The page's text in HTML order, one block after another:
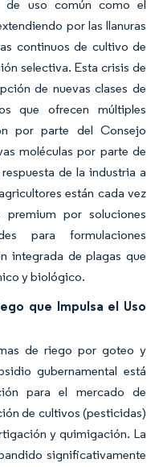
de uso común como el
por las llanuras
continuos de cultivo de
selectiva. Esta crisis de
de nuevas clases de
que ofrecen múltiples
por parte del Consejo
moléculas por parte de
de la industria a
están cada vez
por soluciones
para formulaciones
integrada de plagas que
y biológico.
que Impulsa el Uso
de riego por goteo y
gubernamental está
para el mercado de
de cultivos (pesticidas)
y quimigación. La
significativamente